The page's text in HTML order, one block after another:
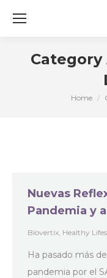
Category
You are
Home
Nuevas
Pandemia y
Biovertix, Healthy
Ha pasado más
pandemia por el